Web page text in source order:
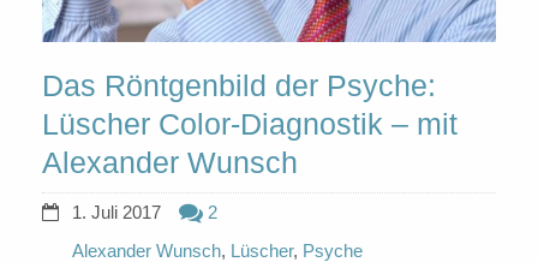
Das Röntgenbild der Psyche:
Lüscher Color-Diagnostik – mit
Alexander Wunsch
1. Juli 2017
2
Alexander Wunsch, Lüscher, Psyche